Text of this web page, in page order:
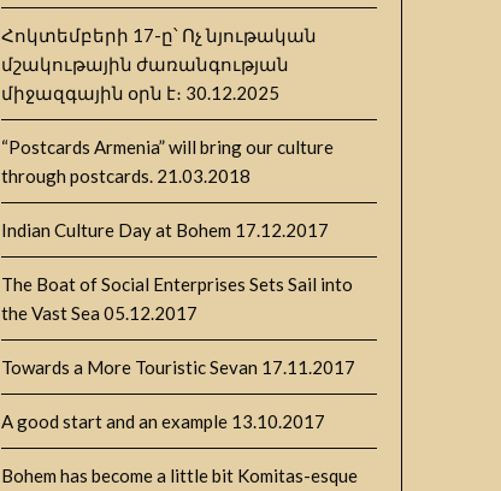
Հոկտեմբերի 17-ը՝ Ոչ նյութական
մշակութային ժառանգության
միջազգային օրն է։ 30.12.2025
“Postcards Armenia” will bring our culture
through postcards. 21.03.2018
Indian Culture Day at Bohem 17.12.2017
The Boat of Social Enterprises Sets Sail into
the Vast Sea 05.12.2017
Towards a More Touristic Sevan 17.11.2017
A good start and an example 13.10.2017
Bohem has become a little bit Komitas-esque